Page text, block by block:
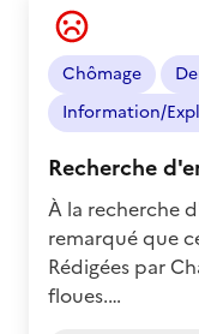
Recherche
l'usager
:
Négatif
Chômage
Information/
À la recherche
remarqué que
Rédigées par
floues.…